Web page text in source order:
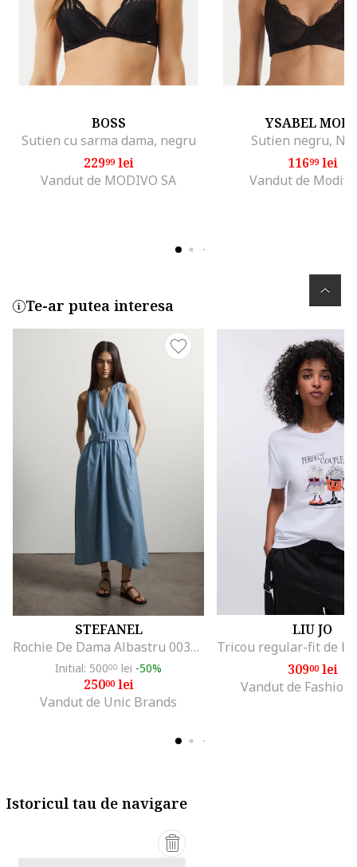
BOSS
Sutien cu sarma dama, negru
22999lei
Vandut de MODIVO SA
YSABEL
Sutien negru,
11699lei
Vandut de
Te-ar putea interesa
STEFANEL
Rochie De Dama Albastru 003570963
Initial: 50000 lei -50%
25000lei
Vandut de Unic Brands
LIU JO
30900lei
Vandut de Fashion
Istoricul tau de navigare